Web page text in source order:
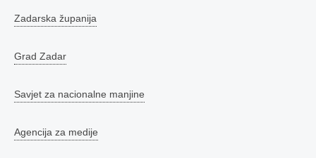
Zadarska županija
Grad Zadar
Savjet za nacionalne manjine
Agencija za medije